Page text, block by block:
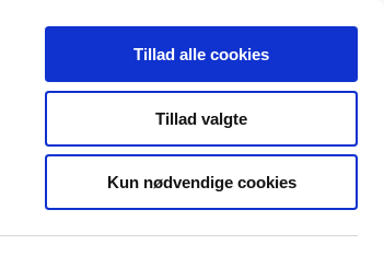
Tillad alle cookies
Tillad valgte
Kun nødvendige cookies
Særlige
produktområder